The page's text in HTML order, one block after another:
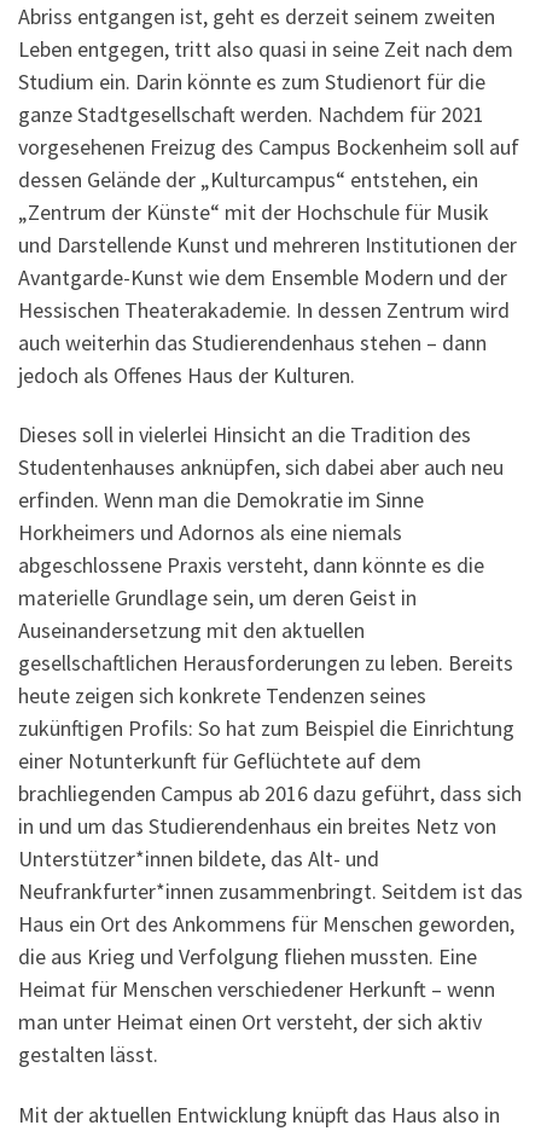
Abriss entgangen ist, geht es derzeit seinem zweiten
Leben entgegen, tritt also quasi in seine Zeit nach dem
Studium ein. Darin könnte es zum Studienort für die
ganze Stadtgesellschaft werden. Nachdem für 2021
vorgesehenen Freizug des Campus Bockenheim soll auf
dessen Gelände der „Kulturcampus“ entstehen, ein
„Zentrum der Künste“ mit der Hochschule für Musik
und Darstellende Kunst und mehreren Institutionen der
Avantgarde-Kunst wie dem Ensemble Modern und der
Hessischen Theaterakademie. In dessen Zentrum wird
auch weiterhin das Studierendenhaus stehen – dann
jedoch als Offenes Haus der Kulturen.
Dieses soll in vielerlei Hinsicht an die Tradition des
Studentenhauses anknüpfen, sich dabei aber auch neu
erfinden. Wenn man die Demokratie im Sinne
Horkheimers und Adornos als eine niemals
abgeschlossene Praxis versteht, dann könnte es die
materielle Grundlage sein, um deren Geist in
Auseinandersetzung mit den aktuellen
gesellschaftlichen Herausforderungen zu leben. Bereits
heute zeigen sich konkrete Tendenzen seines
zukünftigen Profils: So hat zum Beispiel die Einrichtung
einer Notunterkunft für Geflüchtete auf dem
brachliegenden Campus ab 2016 dazu geführt, dass sich
in und um das Studierendenhaus ein breites Netz von
Unterstützer*innen bildete, das Alt- und
Neufrankfurter*innen zusammenbringt. Seitdem ist das
Haus ein Ort des Ankommens für Menschen geworden,
die aus Krieg und Verfolgung fliehen mussten. Eine
Heimat für Menschen verschiedener Herkunft – wenn
man unter Heimat einen Ort versteht, der sich aktiv
gestalten lässt.
Mit der aktuellen Entwicklung knüpft das Haus also in